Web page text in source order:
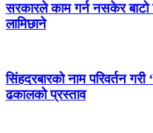
सरकारले काम गर्न नसकेर बाटो
लामिछाने
सिंहदरबारको नाम परिवर्तन गरी
ढकालको प्रस्ताव